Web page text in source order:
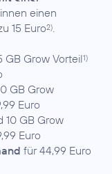
einen
15 Euro2).
GB Grow Vorteil1)
GB Grow
Euro
10 GB Grow
Euro
für 44,99 Euro